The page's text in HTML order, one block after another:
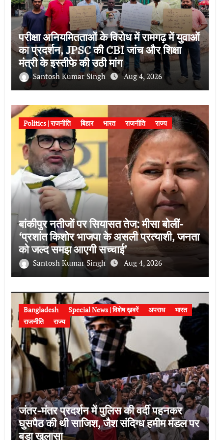
परीक्षा अनियमितताओं के विरोध में रामगढ़ में युवाओं
का प्रदर्शन, JPSC की CBI जांच और शिक्षा
मंत्री के इस्तीफे की उठी मांग
Santosh Kumar Singh Aug 4, 2026
Politics | राजनीति बिहार भारत राजनीति राज्य
बांकीपुर नतीजों पर सियासत तेज: मीसा बोलीं-
‘प्रशांत किशोर भाजपा के असली प्रत्याशी, जनता
को जल्द समझ आएगी सच्चाई’
Santosh Kumar Singh Aug 4, 2026
Bangladesh Special News | विशेष ख़बरें अपराध
भारत
राजनीति
राज्य
जंतर-मंतर प्रदर्शन में पुलिस की वर्दी पहनकर
घुसपैठ की थी साजिश, जैश संदिग्ध हमीम मंडल पर
बड़ा खुलासा